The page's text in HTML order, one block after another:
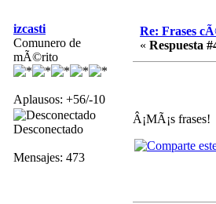
izcasti
Comunero de
mÃ©rito
Aplausos: +56/-10
Desconectado
Mensajes: 473
Re: Frases
« Respuesta
Â¡MÃ¡s frases!